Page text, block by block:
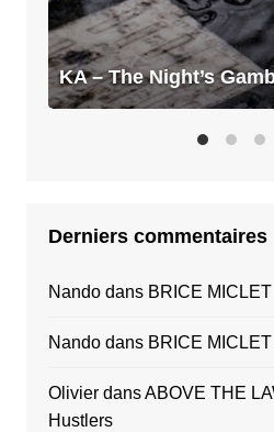
KA – The Night’s
Derniers commentaires
Nandodans BRICE
Nandodans BRICE
OlivierdansABOVE THE
Hustlers